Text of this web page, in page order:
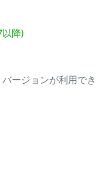
降)
バージョンが利用でき